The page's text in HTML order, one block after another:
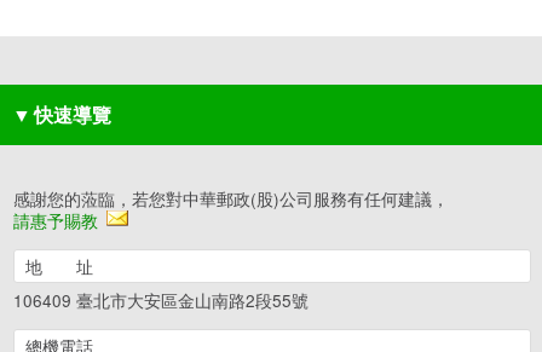
▼ 快速導覽
感謝您的蒞臨，若您對中華郵政(股)公司服務有任何建議，
請惠予賜教
地 址
106409 臺北市大安區金山南路2段55號
總機電話